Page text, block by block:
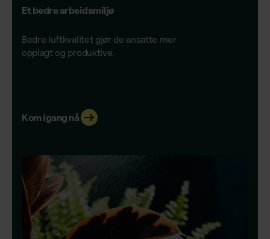
Et bedre arbeidsmiljø
Bedre luftkvalitet gjør de ansatte mer
opplagt og produktive.
Kom igang nå